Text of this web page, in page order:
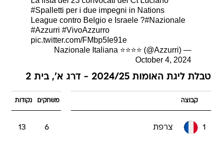
#Spalletti per i due impegni in Nations
League contro Belgio e Israele ?#Nazionale
#Azzurri #VivoAzzurro
pic.twitter.com/FMbp5Ie91e
— Nazionale Italiana ⭐️⭐️⭐️⭐️ (@Azzurri)
October 4, 2024
טבלת ליגת האומות 2024/25 - דרג א', בית 2
קבוצה משחקים נקודות
1 צרפת 6
13